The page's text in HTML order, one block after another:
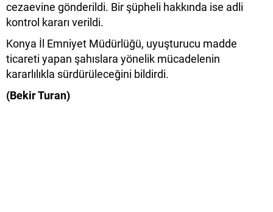
cezaevine gönderildi. Bir şüpheli hakkında ise adli
kontrol kararı verildi.
Konya İl Emniyet Müdürlüğü, uyuşturucu madde
ticareti yapan şahıslara yönelik mücadelenin
kararlılıkla sürdürüleceğini bildirdi.
(Bekir Turan)